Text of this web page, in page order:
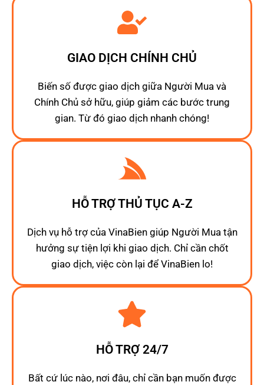
GIAO DỊCH CHÍNH CHỦ
Biến số được giao dịch giữa Người Mua và
Chính Chủ sở hữu, giúp giảm các bước trung
gian. Từ đó giao dịch nhanh chóng!
HỖ TRỢ THỦ TỤC A-Z
Dịch vụ hỗ trợ của VinaBien giúp Người Mua tận
hưởng sự tiện lợi khi giao dịch. Chỉ cần chốt
giao dịch, việc còn lại để VinaBien lo!
HỖ TRỢ 24/7
Bất cứ lúc nào, nơi đâu, chỉ cần bạn muốn được